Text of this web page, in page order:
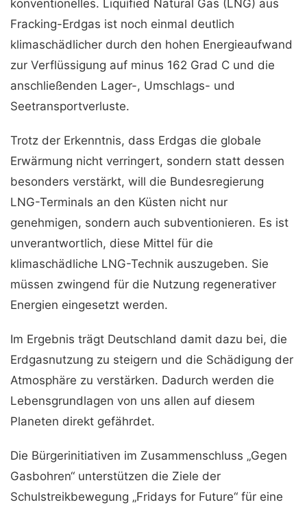
konventionelles. Liquified Natural Gas (LNG) aus
Fracking-Erdgas ist noch einmal deutlich
klimaschädlicher durch den hohen Energieaufwand
zur Verflüssigung auf minus 162 Grad C und die
anschließenden Lager-, Umschlags- und
Seetransportverluste.
Trotz der Erkenntnis, dass Erdgas die globale
Erwärmung nicht verringert, sondern statt dessen
besonders verstärkt, will die Bundesregierung
LNG-Terminals an den Küsten nicht nur
genehmigen, sondern auch subventionieren. Es ist
unverantwortlich, diese Mittel für die
klimaschädliche LNG-Technik auszugeben. Sie
müssen zwingend für die Nutzung regenerativer
Energien eingesetzt werden.
Im Ergebnis trägt Deutschland damit dazu bei, die
Erdgasnutzung zu steigern und die Schädigung der
Atmosphäre zu verstärken. Dadurch werden die
Lebensgrundlagen von uns allen auf diesem
Planeten direkt gefährdet.
Die Bürgerinitiativen im Zusammenschluss „Gegen
Gasbohren“ unterstützen die Ziele der
Schulstreikbewegung „Fridays for Future“ für eine